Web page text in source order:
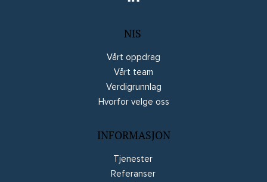
NIS
Vårt oppdrag
Vårt team
Verdigrunnlag
Hvorfor velge oss
INFORMASJON
Tjenester
Referanser